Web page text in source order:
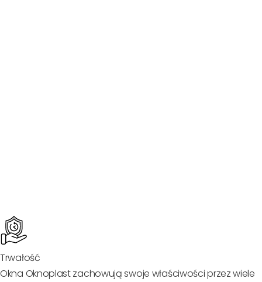
Trwałość
Okna Oknoplast zachowują swoje właściwości przez wiele